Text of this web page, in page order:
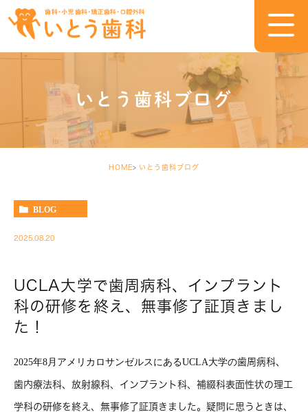
いとう歯科ブログ
HOME いとう歯科ブログ
BLOG
2025.08.20
UCLA大学で歯周病科、インプラント
科の研修を終え、無事修了証頂きまし
た！
2025年8月アメリカロサンゼルスにあるUCLA大学の歯周病科、
歯内療法科、放射線科、インプラント科、補綴科表面性状の理工
学科の研修を終え、無事修了証頂きました。疑問に思うときは、